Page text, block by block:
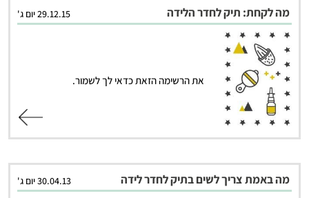
מה לקחת: תיק לחדר הלידה 29.12.15 יום ג'
את הרשימה הזאת כדאי לך לשמור.
מה באמת צריך לשים בתיק לחדר לידה 30.04.13 יום ג'